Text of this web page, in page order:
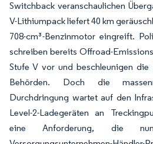
Switchback veranschaulichen
V-Lithiumpack liefert 40 km
708-cm³-Benzinmotor eingreift.
schreiben bereits Offroad-
Stufe V vor und beschleunigen
Behörden. Doch die
Durchdringung wartet auf den
Level-2-Ladegeräten an
eine Anforderung, die